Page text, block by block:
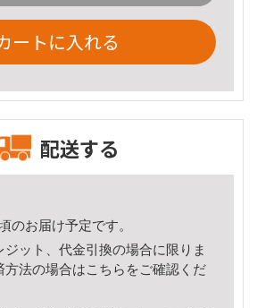
ートに入れる
配送する
のお届け予定です。
ット、代金引換の場合に限りま
方法の場合はこちら をご確認くだ